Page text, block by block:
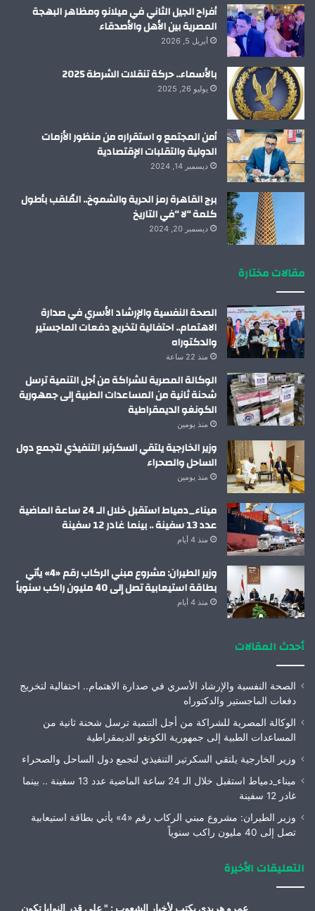
أفراح الجيل الثاني في ميلانو ومظاهر البهجة
المصرية بين الأهل والأصدقاء
أبريل 5, 2026
بالأسماء.. حركة تنقلات الشرطة 2025
يوليو 26, 2025
أمن المجتمع و استقراره من منظور الأزمات
الدولية والتقلبات الإقتصادية
ديسمبر 14, 2024
برج القاهرة رمز الحرية والشموخ.. المُلقب بأطول
كلمة “لا “في التاريخ
ديسمبر 20, 2024
مقالات مختارة
الصحة النفسية والإرشاد الأسري في صدارة
الاهتمام.. احتفالية لتخريج دفعات الماجستير
والدكتوراه
منذ 22 ساعة
الوكالة المصرية للشراكة من أجل التنمية ترسل
شحنة ثانية من المساعدات الطبية إلى جمهورية
الكونغو الديمقراطية
منذ يومين
وزير الخارجية يلتقي السكرتير التنفيذي لتجمع دول
الساحل والصحراء
منذ يومين
ميناء_دمياط استقبل خلال الـ 24 ساعة الماضية
عدد 13 سفينة .. بينما غادر 12 سفينة
منذ 4 أيام
وزير الطيران: مشروع مبني الركاب رقم «4» يأتي
بطاقة استيعابية تصل إلى 40 مليون راكب سنوياً
منذ 4 أيام
أحدث المقالات
الصحة النفسية والإرشاد الأسري في صدارة الاهتمام.. احتفالية لتخريج
دفعات الماجستير والدكتوراه
الوكالة المصرية للشراكة من أجل التنمية ترسل شحنة ثانية من
المساعدات الطبية إلى جمهورية الكونغو الديمقراطية
وزير الخارجية يلتقي السكرتير التنفيذي لتجمع دول الساحل والصحراء
ميناء_دمياط استقبل خلال الـ 24 ساعة الماضية عدد 13 سفينة .. بينما
غادر 12 سفينة
وزير الطيران: مشروع مبني الركاب رقم «4» يأتي بطاقة استيعابية
تصل إلى 40 مليون راكب سنوياً
التعليقات الأخيرة
عمرو هريدى يكتب لأخبار الشعوب : " على قدر النوايا تكون